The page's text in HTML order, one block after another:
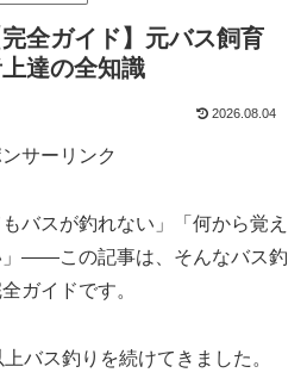
全ガイド】元バス飼育
達の全知識
2026.08.04
サーリンク
バスが釣れない」「何から覚え
」——この記事は、そんなバス釣
ガイドです。
バス釣りを続けてきました。